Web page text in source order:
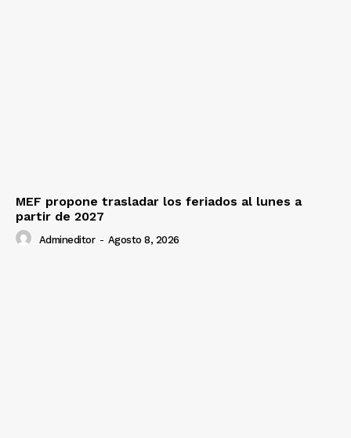
MEF propone trasladar los feriados al lunes a
partir de 2027
Admineditor - Agosto 8, 2026